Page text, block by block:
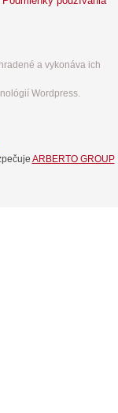
a vykonáva ich
Wordpress.
ARBERTO GROUP